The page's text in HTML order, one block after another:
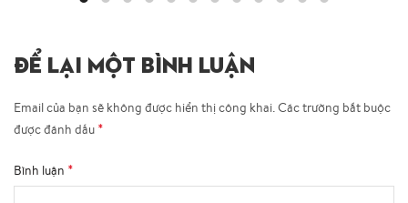
ĐỂ LẠI MỘT BÌNH LUẬN
Email của bạn sẽ không được hiển thị công khai.Các trường bắt buộc
được đánh dấu *
Bình luận *